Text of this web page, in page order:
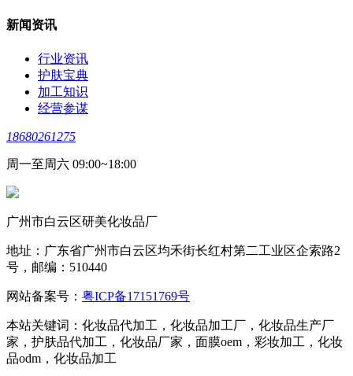
新闻资讯
行业资讯
护肤宝典
加工知识
经营参谋
18680261275
周一至周六 09:00~18:00
广州市白云区研美化妆品厂
地址：广东省广州市白云区均禾街长红村第二工业区企索路2
号，邮编：510440
网站备案号： 粤ICP备17151769号
本站关键词：化妆品代加工，化妆品加工厂，化妆品生产厂
家，护肤品代加工，化妆品厂家，面膜oem，彩妆加工，化妆
品odm，化妆品加工